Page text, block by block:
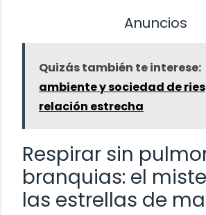
Anuncios
Quizás también te interese:
ambiente y sociedad de
relación estrecha
Respirar sin
branquias: el
las estrellas de